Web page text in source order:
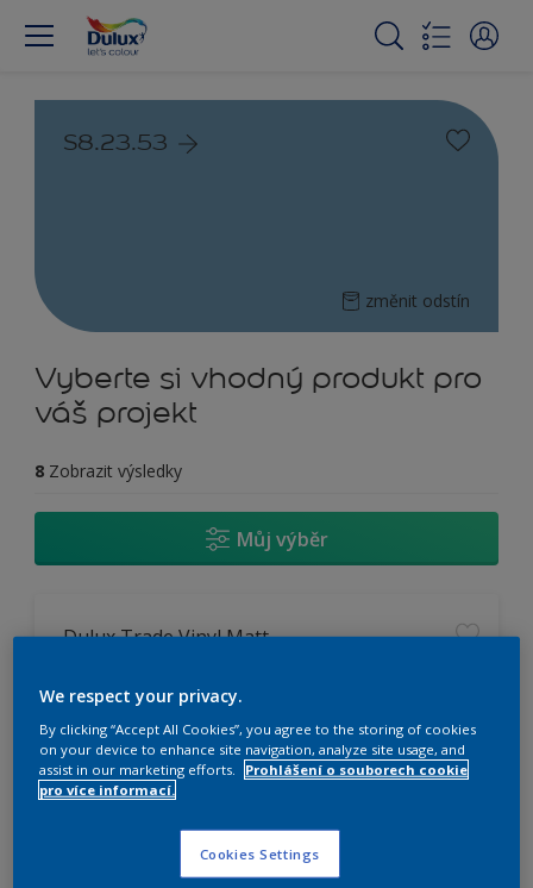
S8.23.53
změnit odstín
Vyberte si vhodný produkt pro
váš projekt
8 Zobrazit výsledky
Můj výběr
Dulux Trade Vinyl Matt
Omyvatelný
Vysoká otěruodolnost
Extrémní vydatnost
We respect your privacy.
By clicking “Accept All Cookies”, you agree to the storing of cookies
on your device to enhance site navigation, analyze site usage, and
assist in our marketing efforts.
Prohlášení o souborech cookie
pro více informací.
Cookies Settings